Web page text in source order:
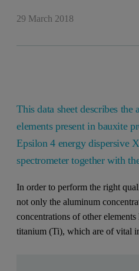
29 March 2018
This data sheet describes
elements present in bauxite
Epsilon 4 energy dispersive
spectrometer together with
In order to perform the right
not only the aluminum
concentrations of other
titanium (Ti), which are of vital